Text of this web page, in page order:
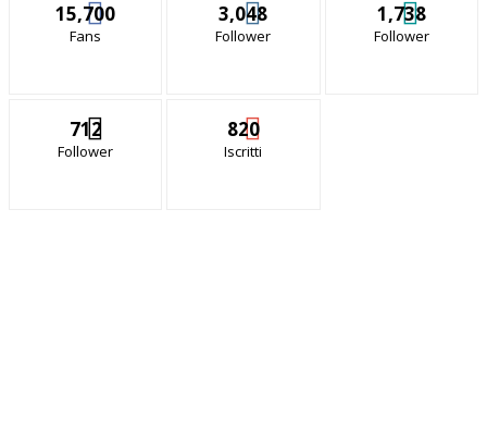
15,700
Fans
3,048
Follower
1,738
Follower
712
Follower
820
Iscritti